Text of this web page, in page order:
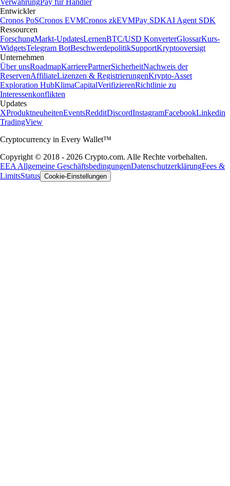
VerwahrungPay für Händler
Entwickler
Cronos PoSCronos EVMCronos zkEVMPay SDKAI Agent SDK
Ressourcen
ForschungMarkt-UpdatesLernenBTC/USD KonverterGlossarKurs-
WidgetsTelegram BotBeschwerdepolitikSupportKryptooversigt
Unternehmen
Über unsRoadmapKarrierePartnerSicherheitNachweis der
ReservenAffiliateLizenzen & RegistrierungenKrypto-Asset
Exploration HubKlimaCapitalVerifizierenRichtlinie zu
Interessenkonflikten
Updates
XProduktneuheitenEventsRedditDiscordInstagramFacebookLinkedin
TradingView
Cryptocurrency in Every Wallet™
Copyright © 2018 - 2026 Crypto.com. Alle Rechte vorbehalten.
EEA Allgemeine GeschäftsbedingungenDatenschutzerklärungFees &
LimitsStatus Cookie-Einstellungen